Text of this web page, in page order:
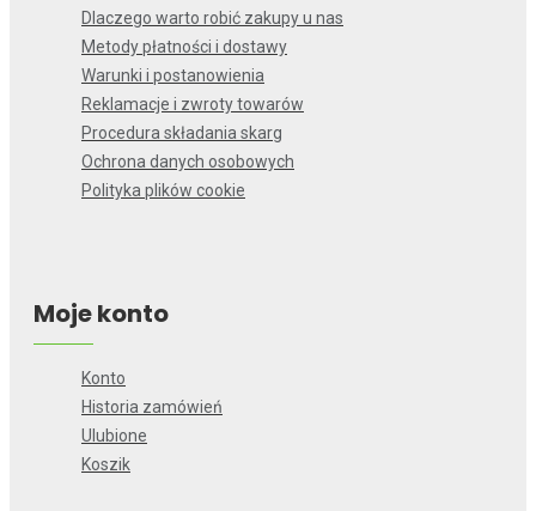
Dlaczego warto robić zakupy u nas
Metody płatności i dostawy
Warunki i postanowienia
Reklamacje i zwroty towarów
Procedura składania skarg
Ochrona danych osobowych
Polityka plików cookie
Moje konto
Konto
Historia zamówień
Ulubione
Koszik